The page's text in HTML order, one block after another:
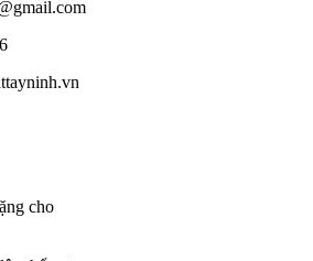
cho